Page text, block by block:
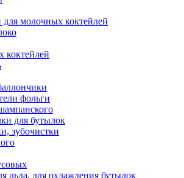
молочных коктейлей
коктейлей
фольги
для бутылок
зубочистки
льда, для охлаждения бутылок